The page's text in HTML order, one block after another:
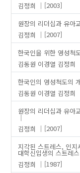
김정희
[2003]
원장의 리더십과 유아
김정희
[2007]
한국인을 위한 영성척
김동원 이경열 김정희
한국인의 영성척도의
김동원 이경열 김정희
원장의 리더십과 유아
김정희
[2007]
지각된 스트레스, 인
대학신입생의 스트레
김정희
[1987]